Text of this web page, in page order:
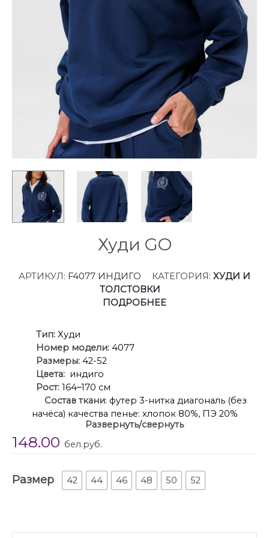
Худи GO
АРТИКУЛ: F4077 ИНДИГО КАТЕГОРИЯ: ХУДИ И
ТОЛСТОВКИ
ПОДРОБНЕЕ
Тип: Худи
Номер модели: 4077
Размеры: 42-52
Цвета: индиго
Рост: 164–170 см
Состав ткани: футер 3-нитка диагональ (без
начёса) качества пенье: хлопок 80%, ПЭ 20%
Описание: Худи и толстовки
Женский яркий, повседневный джемпер с
комфорте 24/7.
Джемпер:
· короткая застежка – молния
Развернуть/свернуть
148.00 бел.руб.
Размер 42 44 46 48 50 52